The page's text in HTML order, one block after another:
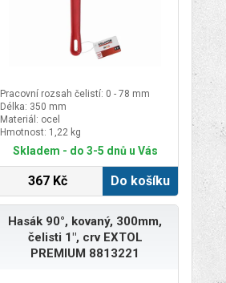
Pracovní rozsah čelistí: 0 - 78 mm
Délka: 350 mm
Materiál: ocel
Hmotnost: 1,22 kg
Skladem - do 3-5 dnů u Vás
367 Kč Do košíku
Hasák 90°, kovaný, 300mm,
čelisti 1", crv EXTOL
PREMIUM 8813221